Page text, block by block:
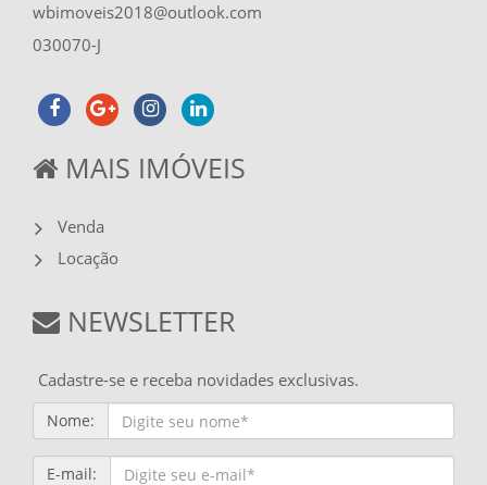
wbimoveis2018@outlook.com
030070-J
MAIS IMÓVEIS
Venda
Locação
NEWSLETTER
Cadastre-se e receba novidades exclusivas.
Nome:
E-mail: